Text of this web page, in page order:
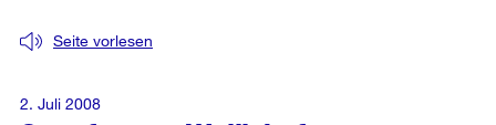
Seite vorlesen
2. Juli 2008